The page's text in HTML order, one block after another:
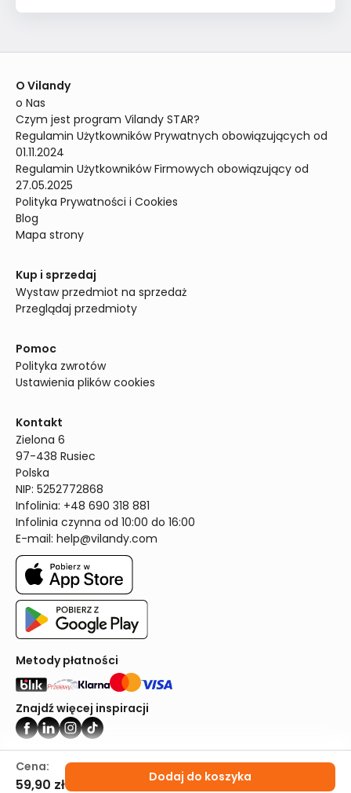
Cena:
59,90 zł Dodaj do koszyka
O Vilandy
o Nas
Czym jest program Vilandy STAR?
Regulamin Użytkowników Prywatnych obowiązujących od
01.11.2024
Regulamin Użytkowników Firmowych obowiązujący od
27.05.2025
Polityka Prywatności i Cookies
Blog
Mapa strony
Kup i sprzedaj
Wystaw przedmiot na sprzedaż
Przeglądaj przedmioty
Pomoc
Polityka zwrotów
Ustawienia plików cookies
Kontakt
Zielona 6
97-438 Rusiec
Polska
NIP: 5252772868
Infolinia: +48 690 318 881
Infolinia czynna od 10:00 do 16:00
E-mail: help@vilandy.com
Metody płatności
Znajdź więcej inspiracji
Vilandy ©2024